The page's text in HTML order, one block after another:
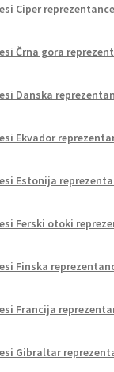
Ciper reprezentance
Črna gora
Danska
Ekvador
Estonija
Ferski otoki
Finska
Francija
Gibraltar